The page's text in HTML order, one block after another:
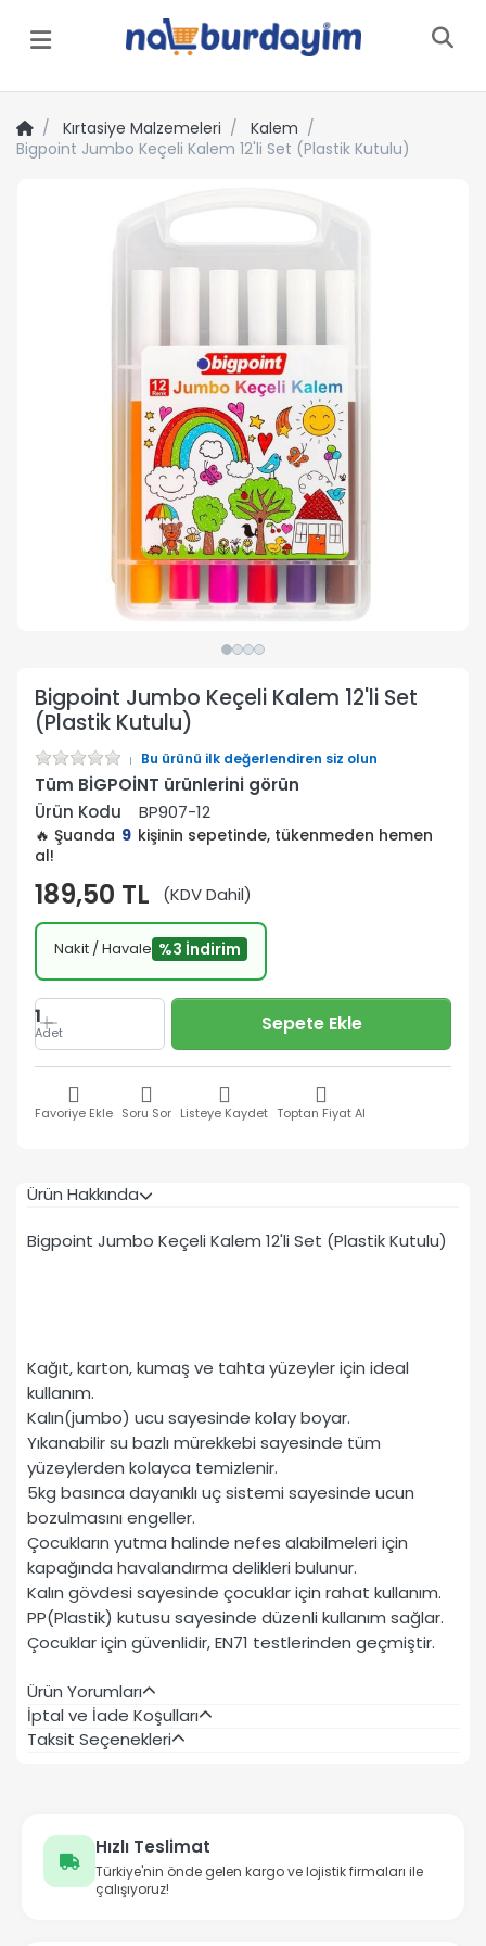
Menü
Kırtasiye Malzemeleri
Kalem
Bigpoint Jumbo Keçeli Kalem 12'li Set (Plastik Kutulu)
Bigpoint Jumbo Keçeli Kalem 12'li Set
(Plastik Kutulu)
Bu ürünü ilk değerlendiren siz olun
Tüm BİGPOİNT ürünlerini görün
Ürün Kodu
BP907-12
🔥 Şuanda 9 kişinin sepetinde, tükenmeden hemen
al!
189,50 TL (KDV Dahil)
Nakit / Havale %3 İndirim
1
Adet Sepete Ekle
Favoriye Ekle Soru Sor Listeye Kaydet Toptan Fiyat Al
Ürün Hakkında
Bigpoint Jumbo Keçeli Kalem 12'li Set (Plastik Kutulu)
Kağıt, karton, kumaş ve tahta yüzeyler için ideal
kullanım.
Kalın(jumbo) ucu sayesinde kolay boyar.
Yıkanabilir su bazlı mürekkebi sayesinde tüm
yüzeylerden kolayca temizlenir.
5kg basınca dayanıklı uç sistemi sayesinde ucun
bozulmasını engeller.
Çocukların yutma halinde nefes alabilmeleri için
kapağında havalandırma delikleri bulunur.
Kalın gövdesi sayesinde çocuklar için rahat kullanım.
PP(Plastik) kutusu sayesinde düzenli kullanım sağlar.
Çocuklar için güvenlidir, EN71 testlerinden geçmiştir.
Ürün Yorumları
İptal ve İade Koşulları
Taksit Seçenekleri
Hızlı Teslimat
Türkiye'nin önde gelen kargo ve lojistik firmaları ile
çalışıyoruz!